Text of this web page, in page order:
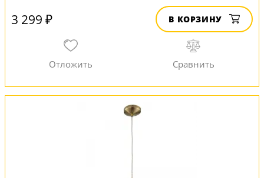
3 299 ₽ В КОРЗИНУ